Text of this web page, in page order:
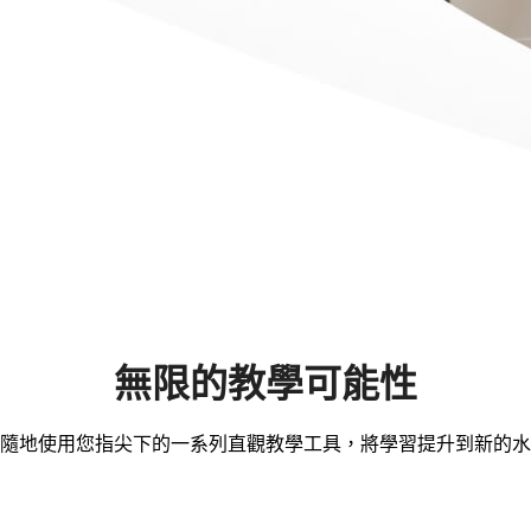
無限的教學可能性
地使用您指尖下的一系列直觀教學工具，將學習提升到新的